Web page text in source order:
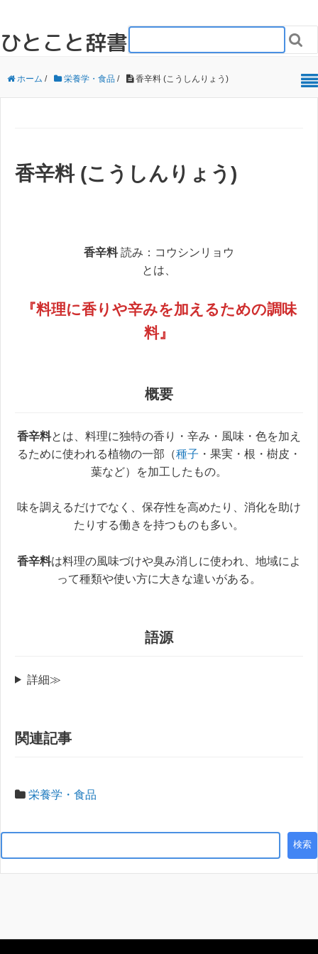
ひとこと辞書 
ホーム / 栄養学・食品 / 香辛料 (こうしんりょう)
香辛料 (こうしんりょう)
香辛料読み：コウシンリョウ
とは、
『料理に香りや辛みを加えるための調味
料』
概要
香辛料とは、料理に独特の香り・辛み・風味・色を加え
るために使われる植物の一部（種子 ・果実・根・樹皮・
葉など）を加工したもの。
味を調えるだけでなく、保存性を高めたり、消化を助け
たりする働きを持つものも多い。
香辛料は料理の風味づけや臭み消しに使われ、地域によ
って種類や使い方に大きな違いがある。
語源
詳細≫
関連記事
栄養学・食品
検索